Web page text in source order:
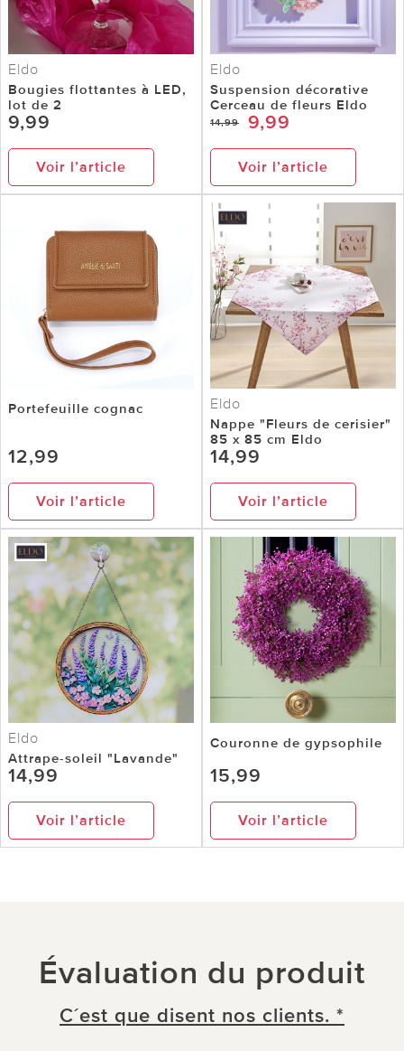
Eldo
Bougies flottantes à LED,
lot de 2
9,99
Voir l’article
Eldo
Suspension décorative
Cerceau de fleurs Eldo
14,99 9,99
Voir l’article
Portefeuille cognac
12,99
Voir l’article
Eldo
Nappe "Fleurs de cerisier"
85 x 85 cm Eldo
14,99
Voir l’article
Eldo
Attrape-soleil "Lavande"
14,99
Voir l’article
Couronne de gypsophile
15,99
Voir l’article
Évaluation du produit
C´est que disent nos clients. *